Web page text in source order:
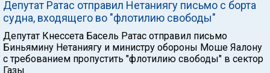
Депутат Ратас отправил Нетаниягу письмо с борта
судна, входящего во "флотилию свободы"
Депутат Кнессета Басель Ратас отправил письмо
Биньямину Нетаниягу и министру обороны Моше Яалону
с требованием пропустить "флотилию свободы" в сектор
Газы.